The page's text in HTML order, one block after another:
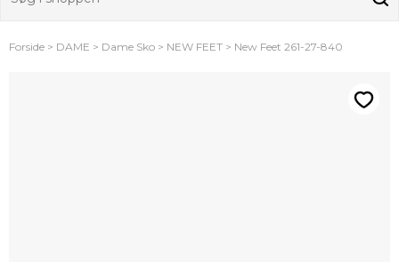
Forside DAME Dame Sko NEW FEET New Feet 261-27-840